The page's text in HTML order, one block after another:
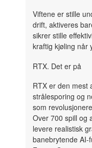
Viftene er stille
drift, aktiveres
sikrer stille
kraftig kjøling når
RTX. Det er på
RTX er den mest
strålesporing og
som
Over 700 spill og
levere realistisk
banebrytende AI-